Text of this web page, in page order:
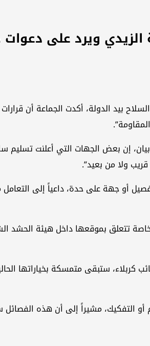
ويرد على
بيد الدولة، أكدت الجماعة أن
إن بعض الجهات التي أعلنت
قريب ولا من بعيد”.
جهة على حدة، داعياً إلى التعامل مع
تتعلق بموقعها داخل هيئة الحشد
ستبقى متمسكة بخياراتها
أو التفكيك، مشيراً إلى أن هذه